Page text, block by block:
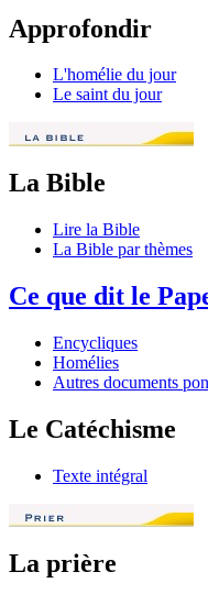
Approfondir
L'homélie du jour
Le saint du jour
La Bible
Lire la Bible
La Bible par thèmes
Ce que dit le
Encycliques
Homélies
Autres documents
Le Catéchisme
Texte intégral
La prière